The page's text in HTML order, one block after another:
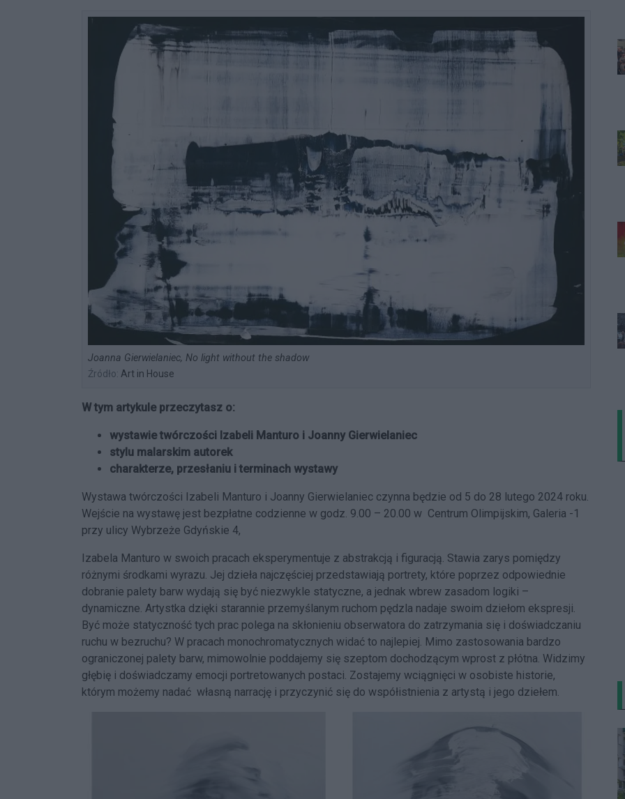
Joanna Gierwielaniec, No light without the shadow
Źródło: Art in House
W tym artykule przeczytasz o:
wystawie twórczości Izabeli Manturo i Joanny Gierwielaniec
stylu malarskim autorek
charakterze, przesłaniu i terminach wystawy
Wystawa twórczości Izabeli Manturo i Joanny Gierwielaniec czynna będzie od 5 do 28 lutego 2024 roku.
Wejście na wystawę jest bezpłatne codzienne w godz. 9.00 – 20.00 w Centrum Olimpijskim, Galeria -1
przy ulicy Wybrzeże Gdyńskie 4,
Izabela Manturo w swoich pracach eksperymentuje z abstrakcją i figuracją. Stawia zarys pomiędzy
różnymi środkami wyrazu. Jej dzieła najczęściej przedstawiają portrety, które poprzez odpowiednie
dobranie palety barw wydają się być niezwykle statyczne, a jednak wbrew zasadom logiki –
dynamiczne. Artystka dzięki starannie przemyślanym ruchom pędzla nadaje swoim dziełom ekspresji.
Być może statyczność tych prac polega na skłonieniu obserwatora do zatrzymania się i doświadczaniu
ruchu w bezruchu? W pracach monochromatycznych widać to najlepiej. Mimo zastosowania bardzo
ograniczonej palety barw, mimowolnie poddajemy się szeptom dochodzącym wprost z płótna. Widzimy
głębię i doświadczamy emocji portretowanych postaci. Zostajemy wciągnięci w osobiste historie,
którym możemy nadać własną narrację i przyczynić się do współistnienia z artystą i jego dziełem.